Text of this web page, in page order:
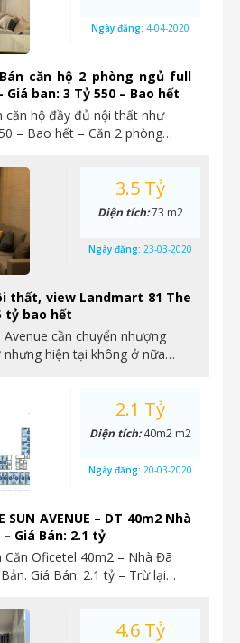
Bán căn hộ 2 phòng ngủ full
ban: 3 Tỷ 550 – Bao hết
căn hộ đầy đủ nội thất như
– Bao hết – Căn 2 phòng…
Ngày đăng: 4-04-2020
thất, view Landmart 81 The
tỷ bao hết
Avenue cần chuyển nhượng
hiện tại không ở nữa…
3.5 Tỷ
Diện tích:73 m2
Ngày đăng: 23-03-2020
SUN AVENUE – DT 40m2 Nhà
Giá Bán: 2.1 tỷ
Căn Oficetel 40m2 – Nhà Đã
Giá Bán: 2.1 tỷ – Trừ lại…
2.1 Tỷ
Diện tích:40m2 m2
Ngày đăng: 20-03-2020
4.6 Tỷ